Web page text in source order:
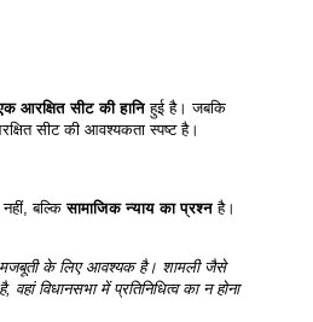
आरक्षित सीट की हानिहुई है। जबकि
सीट की आवश्यकता स्पष्ट है।
बल्किसामाजिक न्याय का प्रश्न है।
मजबूती के लिए आवश्यक है। शामली जैसे
विधानसभा में प्रतिनिधित्व का न होना